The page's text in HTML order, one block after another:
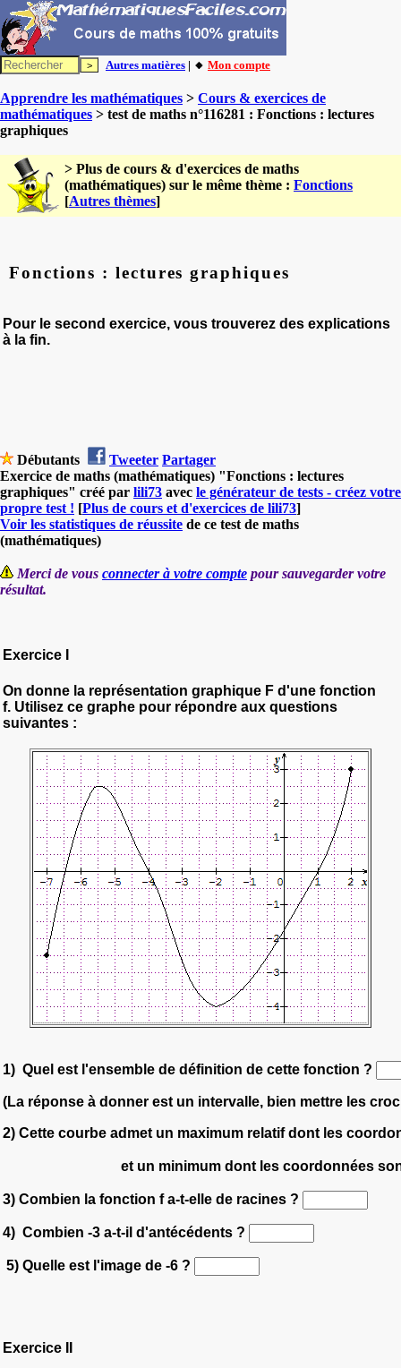
Autres matières | 🔸 Mon compte
Apprendre les mathématiques > Cours & exercices de
mathématiques > test de maths n°116281 : Fonctions : lectures
graphiques
> Plus de cours & d'exercices de maths
(mathématiques) sur le même thème : Fonctions
[Autres thèmes]
Fonctions : lectures graphiques
Pour le second exercice, vous trouverez des explications
à la fin.
Débutants Tweeter Partager
Exercice de maths (mathématiques) "Fonctions : lectures
graphiques" créé par lili73 avec le générateur de tests - créez votre
propre test ! [Plus de cours et d'exercices de lili73]
Voir les statistiques de réussite de ce test de maths
(mathématiques)
Merci de vous connecter à votre compte pour sauvegarder votre
résultat.
Exercice I
On donne la représentation graphique F d'une fonction
f. Utilisez ce graphe pour répondre aux questions
suivantes :
1) Quel est l'ensemble de définition de cette fonction ?
(La réponse à donner est un intervalle, bien mettre les
2) Cette courbe admet un maximum relatif dont les
et un minimum dont les coordonnées
3) Combien la fonction f a-t-elle de racines ?
4) Combien -3 a-t-il d'antécédents ?
5) Quelle est l'image de -6 ?
Exercice II